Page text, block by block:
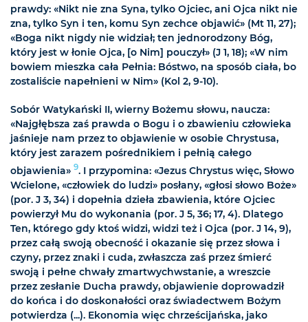
prawdy: «Nikt nie zna Syna, tylko Ojciec, ani Ojca nikt nie
zna, tylko Syn i ten, komu Syn zechce objawić» (Mt 11, 27);
«Boga nikt nigdy nie widział; ten jednorodzony Bóg,
który jest w łonie Ojca, [o Nim] pouczył» (J 1, 18); «W nim
bowiem mieszka cała Pełnia: Bóstwo, na sposób ciała, bo
zostaliście napełnieni w Nim» (Kol 2, 9-10).
Sobór Watykański II, wierny Bożemu słowu, naucza:
«Najgłębsza zaś prawda o Bogu i o zbawieniu człowieka
jaśnieje nam przez to objawienie w osobie Chrystusa,
który jest zarazem pośrednikiem i pełnią całego
objawienia» 9. I przypomina: «Jezus Chrystus więc, Słowo
Wcielone, «człowiek do ludzi» posłany, «głosi słowo Boże»
(por. J 3, 34) i dopełnia dzieła zbawienia, które Ojciec
powierzył Mu do wykonania (por. J 5, 36; 17, 4). Dlatego
Ten, którego gdy ktoś widzi, widzi też i Ojca (por. J 14, 9),
przez całą swoją obecność i okazanie się przez słowa i
czyny, przez znaki i cuda, zwłaszcza zaś przez śmierć
swoją i pełne chwały zmartwychwstanie, a wreszcie
przez zesłanie Ducha prawdy, objawienie doprowadził
do końca i do doskonałości oraz świadectwem Bożym
potwierdza (...). Ekonomia więc chrześcijańska, jako